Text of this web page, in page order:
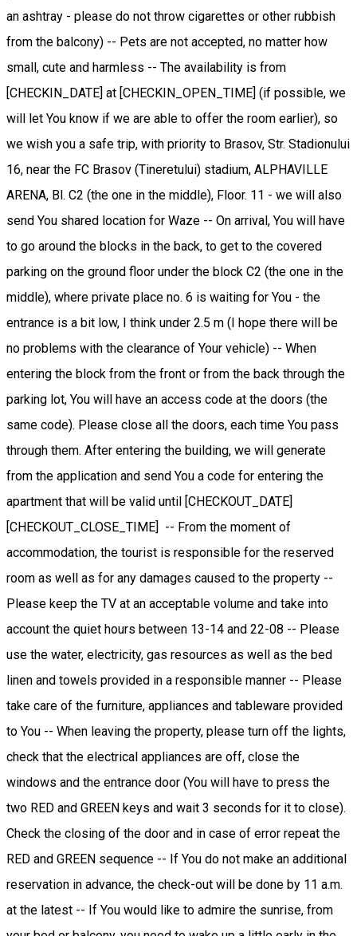
an ashtray - please do not throw cigarettes or other rubbish
from the balcony) -- Pets are not accepted, no matter how
small, cute and harmless -- The availability is from
[CHECKIN_DATE] at [CHECKIN_OPEN_TIME] (if possible, we
will let You know if we are able to offer the room earlier), so
we wish you a safe trip, with priority to Brasov, Str. Stadionului
16, near the FC Brasov (Tineretului) stadium, ALPHAVILLE
ARENA, Bl. C2 (the one in the middle), Floor. 11 - we will also
send You shared location for Waze -- On arrival, You will have
to go around the blocks in the back, to get to the covered
parking on the ground floor under the block C2 (the one in the
middle), where private place no. 6 is waiting for You - the
entrance is a bit low, I think under 2.5 m (I hope there will be
no problems with the clearance of Your vehicle) -- When
entering the block from the front or from the back through the
parking lot, You will have an access code at the doors (the
same code). Please close all the doors, each time You pass
through them. After entering the building, we will generate
from the application and send You a code for entering the
apartment that will be valid until [CHECKOUT_DATE]
[CHECKOUT_CLOSE_TIME] -- From the moment of
accommodation, the tourist is responsible for the reserved
room as well as for any damages caused to the property --
Please keep the TV at an acceptable volume and take into
account the quiet hours between 13-14 and 22-08 -- Please
use the water, electricity, gas resources as well as the bed
linen and towels provided in a responsible manner -- Please
take care of the furniture, appliances and tableware provided
to You -- When leaving the property, please turn off the lights,
check that the electrical appliances are off, close the
windows and the entrance door (You will have to press the
two RED and GREEN keys and wait 3 seconds for it to close).
Check the closing of the door and in case of error repeat the
RED and GREEN sequence -- If You do not make an additional
reservation in advance, the check-out will be done by 11 a.m.
at the latest -- If You would like to admire the sunrise, from